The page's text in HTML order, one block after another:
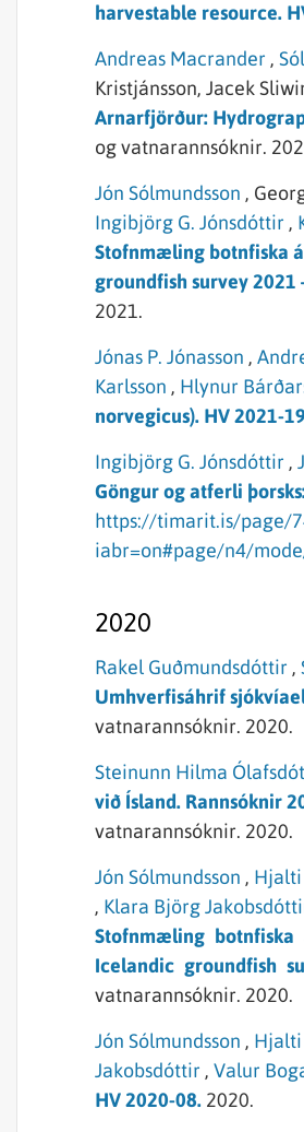
harvestable resource.
Andreas Macrander ,
Kristjánsson, Jacek
Arnarfjörður:
og vatnarannsóknir.
Jón Sólmundsson ,
Ingibjörg G. Jónsdóttir ,
Stofnmæling botnfiska
groundfish survey
2021.
Jónas P. Jónasson ,
Karlsson , Hlynur
norvegicus). HV 2021-
Ingibjörg G. Jónsdóttir ,
Göngur og atferli
https://timarit.is/page/
iabr=on#page/n4/mode/
2020
Rakel Guðmundsdóttir ,
Umhverfisáhrif
vatnarannsóknir. 2020.
Steinunn Hilma
við Ísland. Rannsóknir
vatnarannsóknir. 2020.
Jón Sólmundsson , Hjalti
, Klara Björg
Stofnmæling
Icelandic groundfish
vatnarannsóknir. 2020.
Jón Sólmundsson , Hjalti
Jakobsdóttir , Valur
HV 2020-08. 2020.